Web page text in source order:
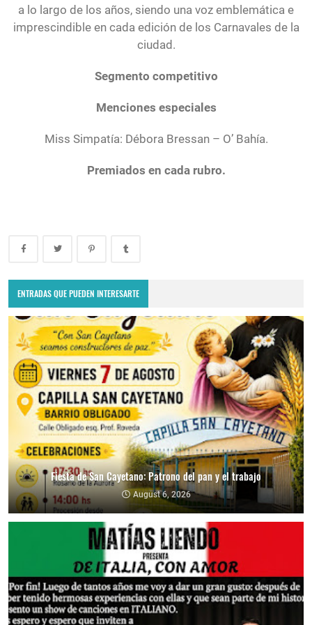
a lo largo de los años, siendo una voz emblemática e
imprescindible en cada edición de los Carnavales de la
ciudad.
Segmento competitivo
Menciones especiales
Miss Simpatía: Débora Bressan – O’ Bahía.
Premiados en cada rubro.
ENTRADAS QUE PUEDEN INTERESARTE
Fiesta de San Cayetano: Patrono del pan y el trabajo
August 6, 2026